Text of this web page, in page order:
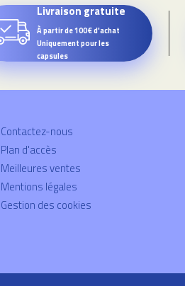
Livraison gratuite
À partir de 100€ d'achat
Uniquement pour les
capsules
Contactez-nous
Plan d'accès
Meilleures ventes
Mentions légales
Gestion des cookies